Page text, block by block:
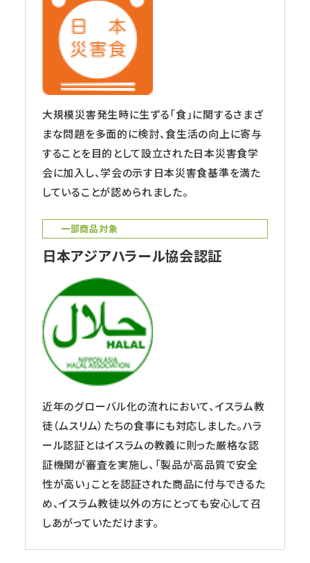
大規模災害発生時に生ずる「食」に関するさまざ
まな問題を多面的に検討、食生活の向上に寄与
することを目的として設立された日本災害食学
会に加入し、学会の示す日本災害食基準を満た
していることが認められました。
一部商品対象
日本アジアハラール協会認証
近年のグローバル化の流れにおいて、イスラム教
徒（ムスリム）たちの食事にも対応しました。ハラ
ール認証とはイスラムの教義に則った厳格な認
証機関が審査を実施し、「製品が高品質で安全
性が高い」ことを認証された商品に付与できるた
め、イスラム教徒以外の方にとっても安心して召
しあがっていただけます。